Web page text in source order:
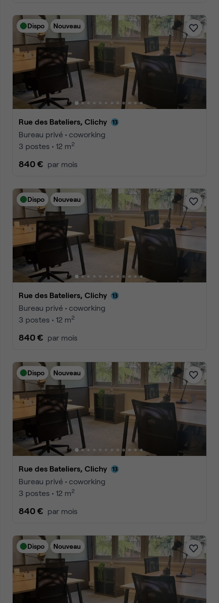
Dispo Nouveau
Rue des Bateliers, Clichy
Bureau privé • coworking
3 postes • 12 m2
840 € par mois
Dispo Nouveau
Rue des Bateliers, Clichy
Bureau privé • coworking
3 postes • 12 m2
840 € par mois
Dispo Nouveau
Rue des Bateliers, Clichy
Bureau privé • coworking
3 postes • 12 m2
840 € par mois
Dispo Nouveau